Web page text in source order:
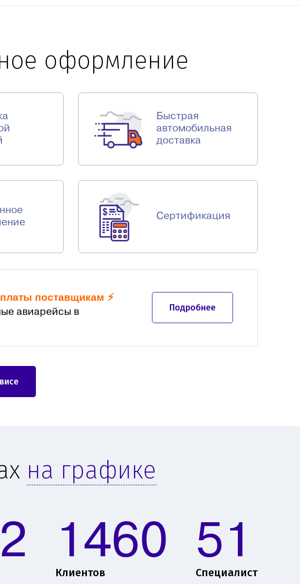
оформление
Быстрая
автомобильная
доставка
Сертификация
поставщикам ⚡
авиарейсы в
Подробнее
на графике
1460
Клиентов
51
Специалист